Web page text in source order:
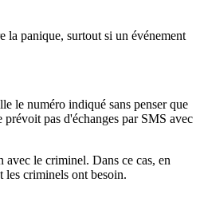
la panique, surtout si un événement
le numéro indiqué sans penser que
pas d'échanges par SMS avec
avec le criminel. Dans ce cas, en
les criminels ont besoin.